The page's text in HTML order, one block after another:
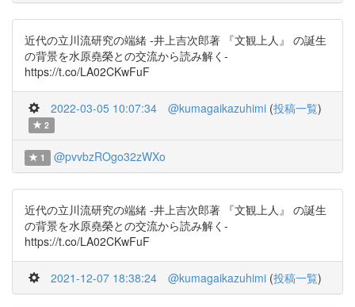
近代の立川流研究の端緒 -井上吉次郎著 『文観上人』 の誕生
の背景を水原堯榮との交流から読み解く-
https://t.co/LA02CKwFuF
2022-03-05 10:07:34 @kumagaikazuhimi (投稿一覧)
2
1 @pvvbzROgo32zWXo
近代の立川流研究の端緒 -井上吉次郎著 『文観上人』 の誕生
の背景を水原堯榮との交流から読み解く-
https://t.co/LA02CKwFuF
2021-12-07 18:38:24 @kumagaikazuhimi (投稿一覧)